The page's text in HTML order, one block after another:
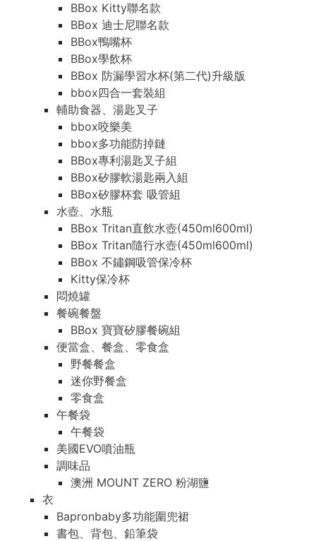
BBox Kitty聯名款
BBox 迪士尼聯名款
BBox鴨嘴杯
BBox學飲杯
BBox 防漏學習水杯(第二代)升級版
bbox四合一套裝組
輔助食器、湯匙叉子
bbox咬樂美
bbox多功能防掉鏈
BBox專利湯匙叉子組
BBox矽膠軟湯匙兩入組
BBox矽膠杯套 吸管組
水壺、水瓶
BBox Tritan直飲水壺(450ml600ml)
BBox Tritan隨行水壺(450ml600ml)
BBox 不鏽鋼吸管保冷杯
Kitty保冷杯
悶燒罐
餐碗餐盤
BBox 寶寶矽膠餐碗組
便當盒、餐盒、零食盒
野餐餐盒
迷你野餐盒
零食盒
午餐袋
午餐袋
美國EVO噴油瓶
調味品
澳洲 MOUNT ZERO 粉湖鹽
衣
Bapronbaby多功能圍兜裙
書包、背包、鉛筆袋